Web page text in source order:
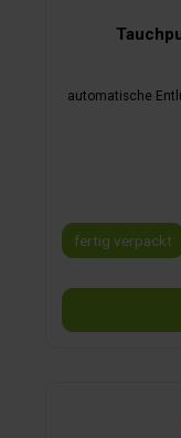
automatische
fertig verpackt